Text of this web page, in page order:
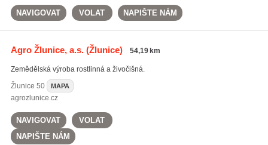
NAVIGOVAT VOLAT NAPIŠTE NÁM
Agro Žlunice, a.s.(Žlunice) 54,19 km
Zemědělská výroba rostlinná a živočišná.
Žlunice 50 MAPA
agrozlunice.cz
NAVIGOVAT
VOLAT
NAPIŠTE NÁM